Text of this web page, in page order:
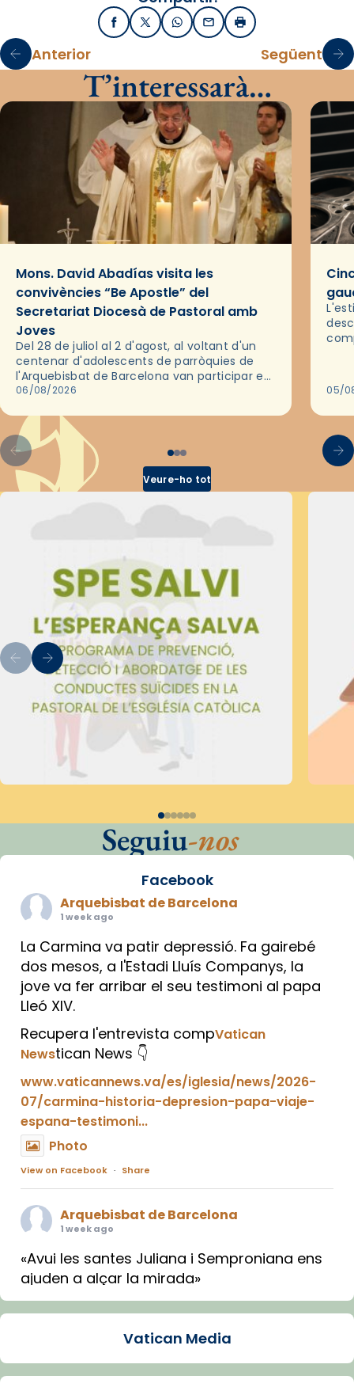
FacebookX / TwitterWhatsApp
EmailImprimir
Anterior Següent
T’interessarà…
Mons. David Abadías visita les
convivències “Be Apostle” del
Secretariat Diocesà de Pastoral amb
Joves
Del 28 de juliol al 2 d'agost, al voltant d'un
centenar d'adolescents de parròquies de
l'Arquebisbat de Barcelona van participar en
les convivències Be Apostle, organitzades
06/08/2026 05/
Veure-ho tot
Seguiu-nos
Facebook
Arquebisbat de Barcelona
1 week ago
La Carmina va patir depressió. Fa gairebé
dos mesos, a l'Estadi Lluís Companys, la
jove va fer arribar el seu testimoni al papa
Lleó XIV.
Recupera l'entrevista compVatican
Newstican News 👇
www.vaticannews.va/es/iglesia/news/2026-
07/carmina-historia-depresion-papa-viaje-
espana-testimoni...
Photo
View on Facebook · Share
Arquebisbat de Barcelona
1 week ago
«Avui les santes Juliana i Semproniana ens
ajuden a alçar la mirada»
Mons. Sergi Gordo, bisbe de Tortosa, ha
Santes de Mataró.
🔗tinyurl.com/cvu5jmbk
Vatican Media